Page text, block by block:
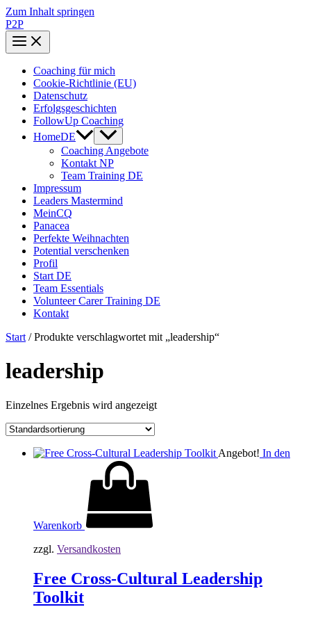
Zum Inhalt springen
P2P
Coaching für mich
Cookie-Richtlinie (EU)
Datenschutz
Erfolgsgeschichten
FollowUp Coaching
HomeDE
Coaching Angebote
Kontakt NP
Team Training DE
Impressum
Leaders Mastermind
MeinCQ
Panacea
Perfekte Weihnachten
Potential verschenken
Profil
Start DE
Team Essentials
Volunteer Carer Training DE
Kontakt
Start / Produkte verschlagwortet mit „leadership“
leadership
Einzelnes Ergebnis wird angezeigt
Angebot! In den
Warenkorb
zzgl. Versandkosten
Free Cross-Cultural Leadership
Toolkit